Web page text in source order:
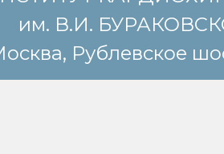
им. В.И.
Рублевское